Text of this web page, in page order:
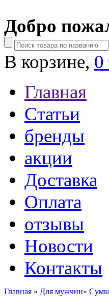
Добро
В корзине, 0
Главная
Статьи
бренды
акции
Доставка
Оплата
отзывы
Новости
Контакты
Главная » Для мужчин»